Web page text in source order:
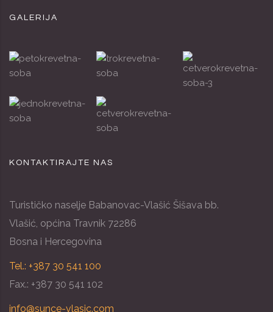
GALERIJA
KONTAKTIRAJTE NAS
Turističko naselje Babanovac-Vlašić Šišava bb.
Vlašić, općina Travnik 72286
Bosna i Hercegovina
Tel.: +387 30 541 100
Fax.: +387 30 541 102
info@sunce-vlasic.com